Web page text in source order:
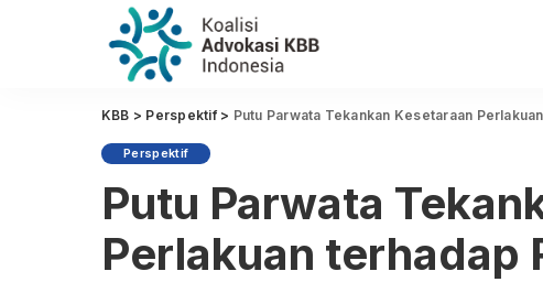
KBB > Perspektif> Putu Parwata Tekankan Kesetaraan
Perspektif
Putu Parwata
Perlakuan terhadap